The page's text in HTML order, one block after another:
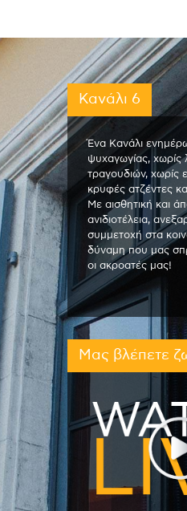
Κανάλι 6
Ένα Κανάλι
ψυχαγωγίας, χωρίς
τραγουδιών, χωρίς
κρυφές ατζέντες
Με αισθητική και
ανιδιοτέλεια,
συμμετοχή στα
δύναμη που μας
οι ακροατές μας!
Μας βλέπετε